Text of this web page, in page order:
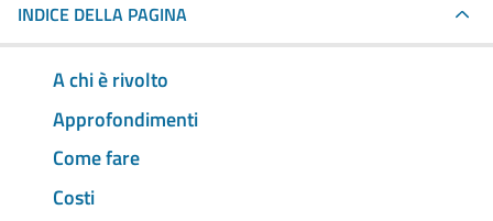
INDICE DELLA PAGINA
A chi è rivolto
Approfondimenti
Come fare
Costi